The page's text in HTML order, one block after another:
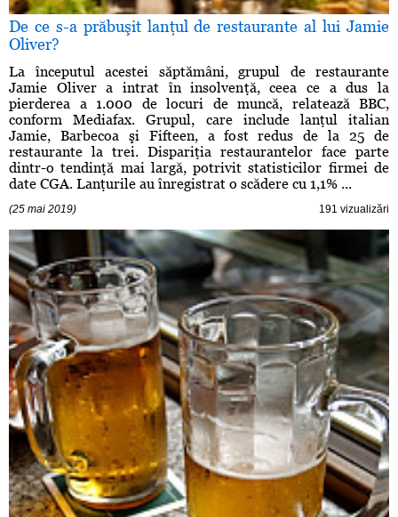
De ce s-a prăbuşit lanţul de restaurante al lui Jamie
Oliver?
La începutul acestei săptămâni, grupul de restaurante
Jamie Oliver a intrat în insolvenţă, ceea ce a dus la
pierderea a 1.000 de locuri de muncă, relatează BBC,
conform Mediafax. Grupul, care include lanţul italian
Jamie, Barbecoa şi Fifteen, a fost redus de la 25 de
restaurante la trei. Dispariţia restaurantelor face parte
dintr-o tendinţă mai largă, potrivit statisticilor firmei de
date CGA. Lanţurile au înregistrat o scădere cu 1,1% ...
(25 mai 2019) 191 vizualizări